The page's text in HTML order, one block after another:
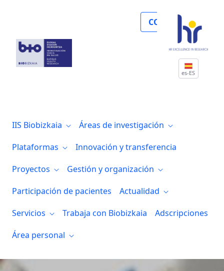
COLABORA
es-ES
IIS Biobizkaia
Áreas de investigación
Plataformas
Innovación y transferencia
Proyectos
Gestión y organización
Participación de pacientes
Actualidad
Servicios
Trabaja con Biobizkaia
Adscripciones
Área personal